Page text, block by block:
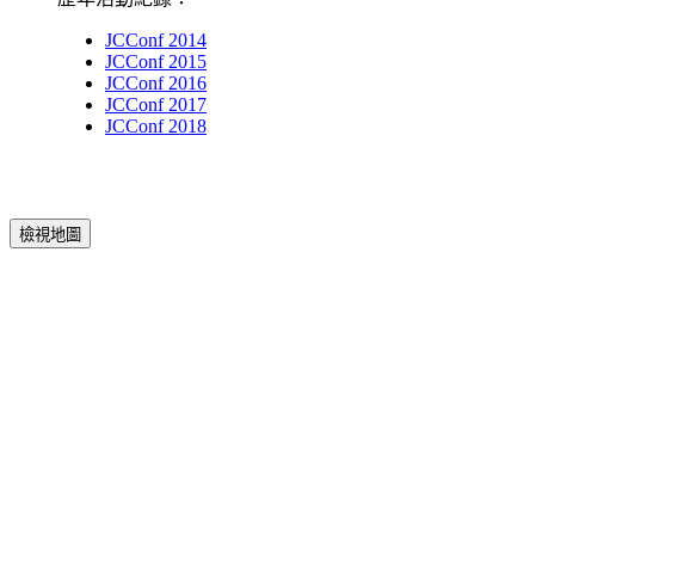
JCConf 2014
JCConf 2015
JCConf 2016
JCConf 2017
JCConf 2018
檢視地圖